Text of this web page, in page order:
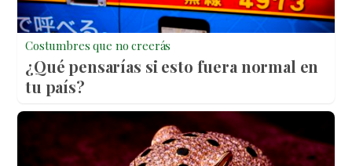
Costumbres que no creerás
¿Qué pensarías si esto fuera normal en
tu país?